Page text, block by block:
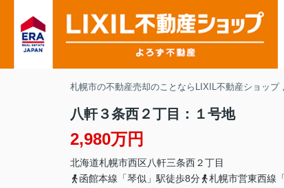
札幌市の不動産売却のことならLIXIL不動産ショップ
八軒３条西２丁目：１号地
2,980万円
北海道札幌市西区八軒三条西２丁目
函館本線「琴似」駅徒歩8分
札幌市営東西線